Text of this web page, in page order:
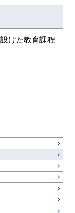
けた教育課程